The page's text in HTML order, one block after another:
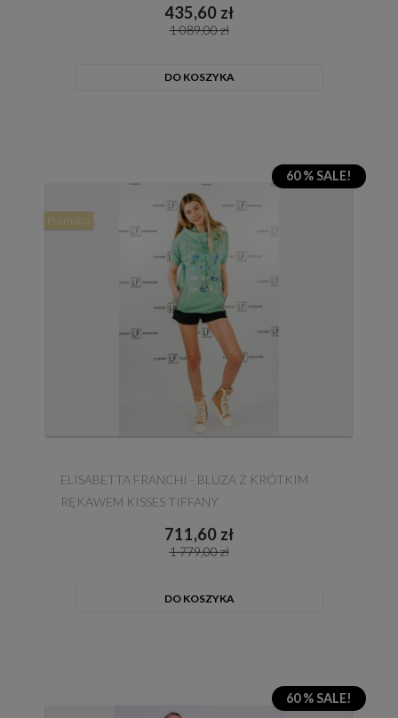
435,60 zł
1 089,00 zł
DO KOSZYKA
60 % SALE!
ELISABETTA FRANCHI - BLUZA Z KRÓTKIM
RĘKAWEM KISSES TIFFANY
711,60 zł
1 779,00 zł
DO KOSZYKA
Promocja
60 % SALE!